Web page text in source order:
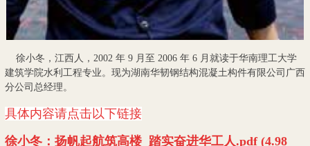
徐小冬，江西人，2002 年 9 月至 2006 年 6 月就读于华南理工大学
建筑学院水利工程专业。现为湖南华韧钢结构混凝土构件有限公司广西
分公司总经理。
具体内容请点击以下链接
徐小冬：扬帆起航筑高楼 踏实奋进华工人.pdf (4.98